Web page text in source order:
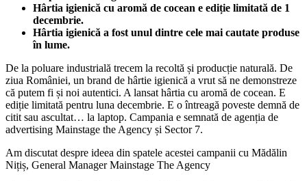
Hârtia igienică cu aromă de cocean e ediție limitată de 1
decembrie.
Hârtia igienică a fost unul dintre cele mai cautate produse
în lume.
De la poluare industrială trecem la recoltă și producție naturală. De
ziua României, un brand de hârtie igienică a vrut să ne demonstreze
că putem fi și noi autentici. A lansat hârtia cu aromă de cocean. E
ediție limitată pentru luna decembrie. E o întreagă poveste demnă de
citit sau ascultat… la laptop. Campania e semnată de agenția de
advertising Mainstage the Agency și Sector 7.
Am discutat despre ideea din spatele acestei campanii cu Mădălin
Nițiș, General Manager Mainstage The Agency